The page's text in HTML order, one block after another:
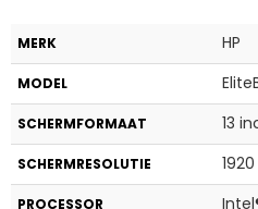
MERK HP
MODEL
SCHERMFORMAAT 13
SCHERMRESOLUTIE
PROCESSOR